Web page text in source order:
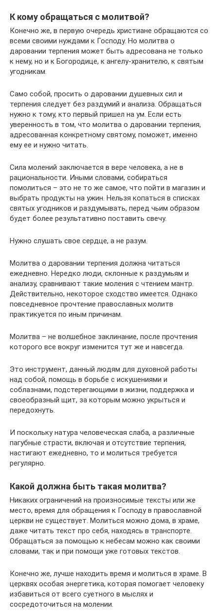
К кому обращаться с молитвой?
Конечно же, в первую очередь христиане обращаются со
всеми своими нуждами к Господу. Но молитва о
даровании терпения может быть адресована не только
к нему, но и к Богородице, к ангелу-хранителю, к святым
угодникам.
Само собой, просить о даровании душевных сил и
терпения следует без раздумий и анализа. Обращаться
нужно к тому, кто первый пришел на ум. Если есть
уверенность в том, что молитва о даровании терпения,
адресованная конкретному святому, поможет, именно
ему ее и нужно читать.
Сила молений заключается в вере человека, а не в
рациональности. Иными словами, собираться
помолиться – это не то же самое, что пойти в магазин и
выбрать продукты на ужин. Нельзя копаться в списках
святых угодников и раздумывать, перед чьим образом
будет более результативно поставить свечу.
Нужно слушать свое сердце, а не разум.
Молитва о даровании терпения должна читаться
ежедневно. Нередко люди, склонные к раздумьям и
анализу, сравнивают такие моления с чтением мантр.
Действительно, некоторое сходство имеется. Однако
повседневное прочтение православных молитв
практикуется по иным причинам.
Молитва – не волшебное заклинание, после прочтения
которого все вокруг изменится тут же и навсегда.
Это инструмент, данный людям для духовной работы
над собой, помощь в борьбе с искушениями и
соблазнами, подстерегающими в жизни, поддержка и
своеобразный щит, за которым можно укрыться и
передохнуть.
И поскольку натура человеческая слаба, а различные
пагубные страсти, включая и отсутствие терпения,
настигают ежедневно, то и молиться требуется
регулярно.
Какой должна быть такая молитва?
Никаких ограничений на произносимые тексты или же
место, время для обращения к Господу в православной
церкви не существует. Молиться можно дома, в храме,
даже читать текст про себя, находясь в транспорте.
Обращаться за помощью к небесам можно как своими
словами, так и при помощи уже готовых текстов.
Конечно же, лучше находить время и молиться в храме. В
церквях особая энергетика, которая помогает человеку
избавиться от всего суетного в мыслях и
сосредоточиться на молении.